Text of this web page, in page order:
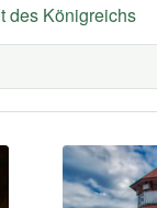
des Königreichs